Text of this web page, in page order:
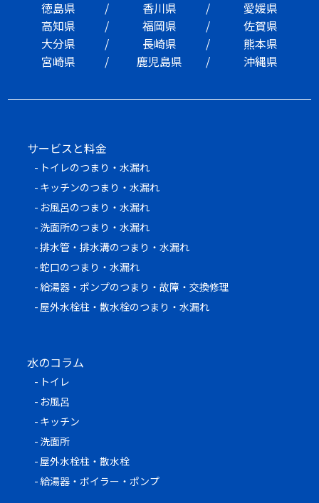
徳島県 香川県
愛媛県
高知県
福岡県
佐賀県
大分県
長崎県
熊本県
宮崎県
鹿児島県 沖縄県
サービスと料金
トイレのつまり・水漏れ
キッチンのつまり・水漏れ
お風呂のつまり・水漏れ
洗面所のつまり・水漏れ
排水管・排水溝のつまり・水漏れ
蛇口のつまり・水漏れ
給湯器・ポンプのつまり・故障・交換修理
屋外水栓柱・散水栓のつまり・水漏れ
水のコラム
トイレ
お風呂
キッチン
洗面所
屋外水栓柱・散水栓
給湯器・ボイラー・ポンプ